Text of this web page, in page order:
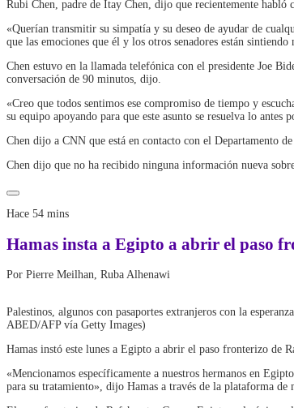
Rubi Chen, padre de Itay Chen, dijo que recientemente habló
«Querían transmitir su simpatía y su deseo de ayudar de
que las emociones que él y los otros senadores están
Chen estuvo en la llamada telefónica con el presidente Joe
conversación de 90 minutos, dijo.
«Creo que todos sentimos ese compromiso de tiempo y
su equipo apoyando para que este asunto se resuelva lo antes
Chen dijo a CNN que está en contacto con el Departamento
Chen dijo que no ha recibido ninguna información nueva
Hace 54 mins
Hamas insta a Egipto a abrir el paso
Por Pierre Meilhan, Ruba Alhenawi
Palestinos, algunos con pasaportes extranjeros con la
ABED/AFP vía Getty Images)
Hamas instó este lunes a Egipto a abrir el paso fronterizo de
«Mencionamos específicamente a nuestros hermanos en
para su tratamiento», dijo Hamas a través de la plataforma de